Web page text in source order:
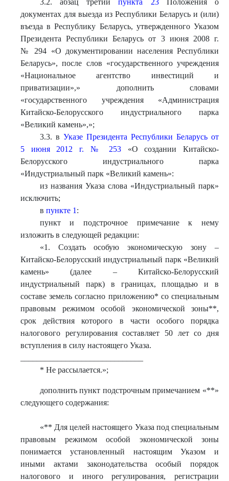
3.2. абзац третийпункта 23Положения о
документах для выезда из Республики Беларусь и (или)
въезда в Республику Беларусь, утвержденного Указом
Президента Республики Беларусь от 3 июня 2008 г.
№ 294 «О документировании населения Республики
Беларусь», после слов «государственного учреждения
«Национальное агентство инвестиций и
приватизации»,» дополнить словами
«государственного учреждения «Администрация
Китайско-Белорусского индустриального парка
«Великий камень»,»;
3.3. в Указе Президента Республики Беларусь от
5 июня 2012 г. № 253 «О создании Китайско-
Белорусского индустриального парка
«Индустриальный парк «Великий камень»:
из названия Указа слова «Индустриальный парк»
исключить;
в пункте 1 :
пункт и подстрочное примечание к нему
изложить в следующей редакции:
«1. Создать особую экономическую зону –
Китайско-Белорусский индустриальный парк «Великий
камень» (далее – Китайско-Белорусский
индустриальный парк) в границах, площадью и в
составе земель согласно приложению* со специальным
правовым режимом особой экономической зоны**,
срок действия которого в части особого порядка
налогового регулирования составляет 50 лет со дня
вступления в силу настоящего Указа.
* Не рассылается.»;
дополнить пункт подстрочным примечанием «**»
следующего содержания:
«** Для целей настоящего Указа под специальным
правовым режимом особой экономической зоны
понимается установленный настоящим Указом и
иными актами законодательства особый порядок
налогового и иного регулирования, регистрации